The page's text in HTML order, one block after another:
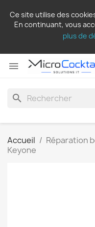
Ce site utilise des
En continuant, vous
plus de

search
Accueil
Réparation
Keyone